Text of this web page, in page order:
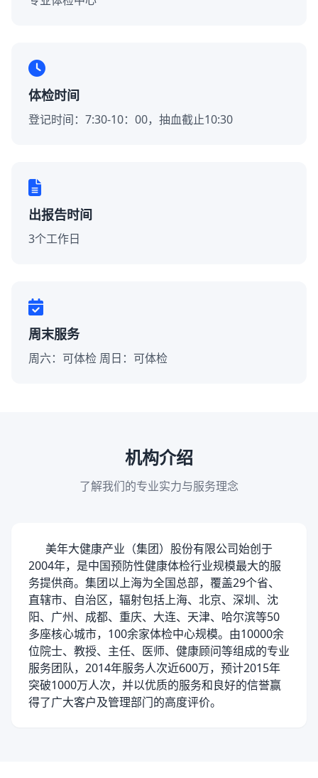
体检时间
登记时间：7:30-10：00，抽血截止10:30
出报告时间
3个工作日
周末服务
周六：可体检 周日：可体检
机构介绍
了解我们的专业实力与服务理念
美年大健康产业（集团）股份有限公司始创于
2004年，是中国预防性健康体检行业规模最大的服
务提供商。集团以上海为全国总部，覆盖29个省、
直辖市、自治区，辐射包括上海、北京、深圳、沈
阳、广州、成都、重庆、大连、天津、哈尔滨等50
多座核心城市，100余家体检中心规模。由10000余
位院士、教授、主任、医师、健康顾问等组成的专业
服务团队，2014年服务人次近600万，预计2015年
突破1000万人次，并以优质的服务和良好的信誉赢
得了广大客户及管理部门的高度评价。